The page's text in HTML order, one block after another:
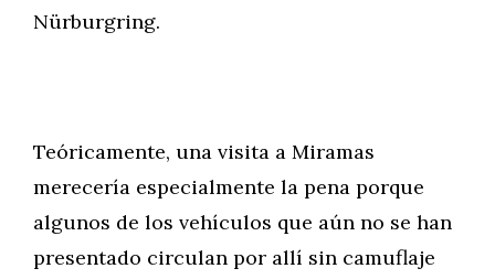
Nürburgring.
Teóricamente, una visita a Miramas
merecería especialmente la pena porque
algunos de los vehículos que aún no se han
presentado circulan por allí sin camuflaje